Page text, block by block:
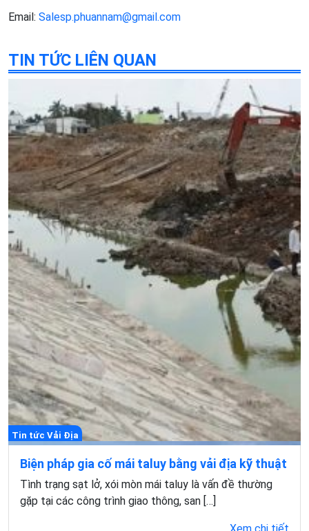
Email: Salesp.phuannam@gmail.com
TIN TỨC LIÊN QUAN
Tin tức Vải Địa
Biện pháp gia cố mái taluy bằng vải địa kỹ thuật
Tình trạng sạt lở, xói mòn mái taluy là vấn đề thường
gặp tại các công trình giao thông, san […]